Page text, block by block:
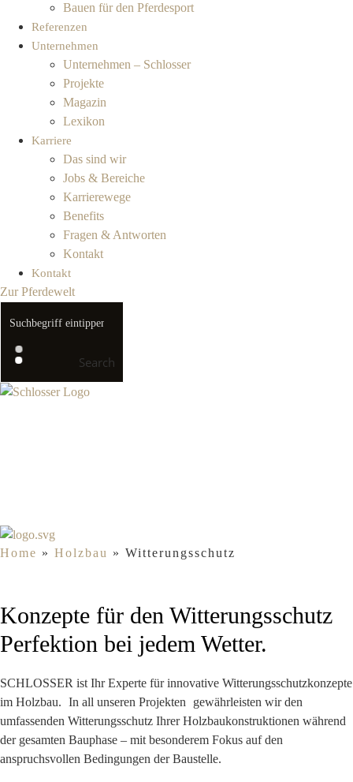
Bauen für den Pferdesport
Referenzen
Unternehmen
Unternehmen – Schlosser
Projekte
Magazin
Lexikon
Karriere
Das sind wir
Jobs & Bereiche
Karrierewege
Benefits
Fragen & Antworten
Kontakt
Kontakt
Zur Pferdewelt
Search
Home » Holzbau » Witterungsschutz
Konzepte für den Witterungsschutz
Perfektion bei jedem Wetter.
SCHLOSSER ist Ihr Experte für innovative Witterungsschutzkonzepte
im Holzbau. In all unseren Projekten
gewährleisten wir den
umfassenden Witterungsschutz Ihrer Holzbaukonstruktionen während
der gesamten Bauphase – mit besonderem Fokus auf den
anspruchsvollen Bedingungen der Baustelle.